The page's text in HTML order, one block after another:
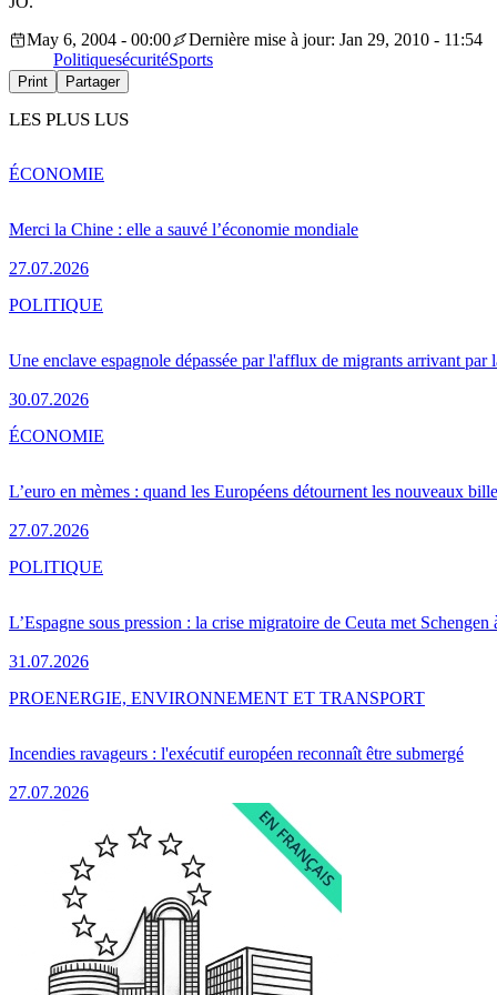
May 6, 2004 - 00:00
Dernière mise à jour: Jan 29, 2010 - 11:54
PolitiquesécuritéSports
Print Partager
LES PLUS LUS
Merci la Chine : elle a sauvé l’économie mondiale
27.07.2026
ÉCONOMIE
Une enclave espagnole dépassée par l'afflux de migrants arrivant par
30.07.2026
POLITIQUE
L’euro en mèmes : quand les Européens détournent les nouveaux
27.07.2026
ÉCONOMIE
L’Espagne sous pression : la crise migratoire de Ceuta met Schengen
31.07.2026
POLITIQUE
Incendies ravageurs : l'exécutif européen reconnaît être submergé
27.07.2026
PROENERGIE, ENVIRONNEMENT ET TRANSPORT